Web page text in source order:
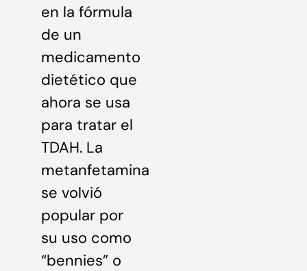
en la fórmula
de un
medicamento
dietético que
ahora se usa
para tratar el
TDAH. La
metanfetamina
se volvió
popular por
su uso como
“bennies” o